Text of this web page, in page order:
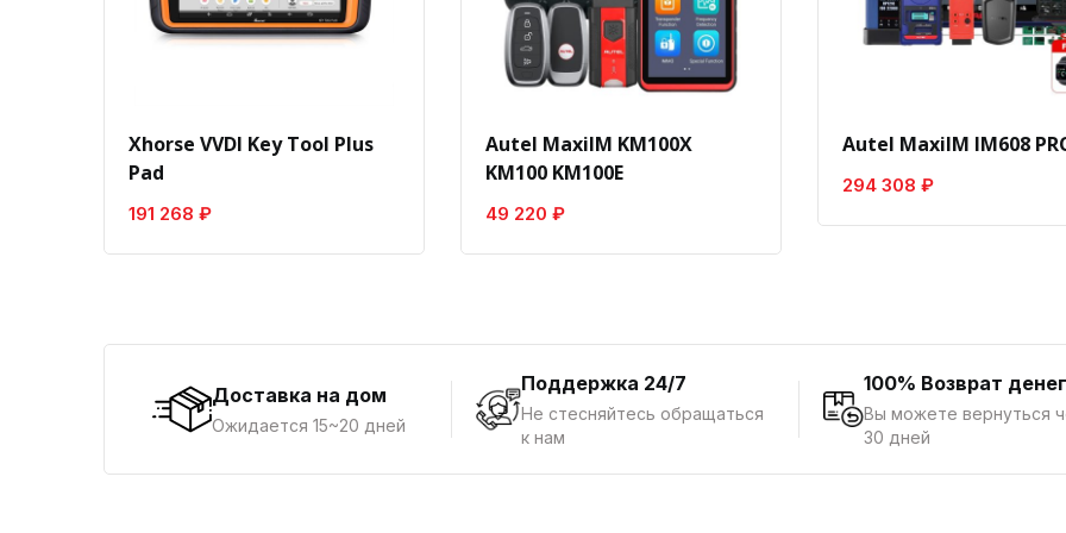
Xhorse VVDI Key Tool Plus
Pad
191 268 ₽
Autel MaxiIM KM100X
KM100 KM100E
49 220 ₽
Autel MaxiIM IM608
294 308 ₽
Доставка на дом
Ожидается 15~20 дней
Поддержка 24/7
Не стесняйтесь обращаться
к нам
100% Возврат денег
Вы можете вернуться
30 дней